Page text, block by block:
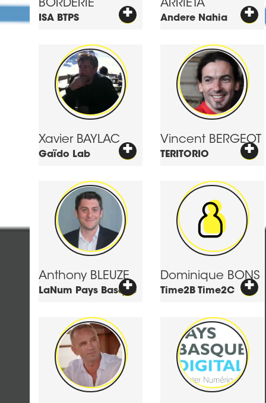
BORDERIE
ISA BTPS +
ARRIETA
Andere Nahia +
Xavier BAYLAC
Gaïdo Lab + Vincent BERGEOT
TERITORIO +
Anthony BLEUZE
LaNum Pays Basque
+ Dominique BONS
Time2B Time2C +